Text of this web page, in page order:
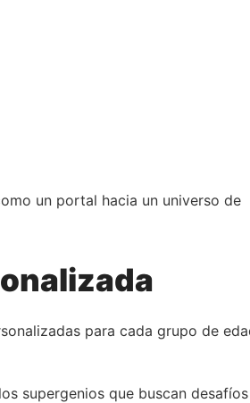
un portal hacia un universo de
para cada grupo de
supergenios que buscan